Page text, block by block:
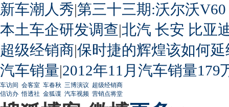
新车潮人秀|第三十三期:沃尔沃
本土车企研发调查|北汽 长安 比亚
超级经销商|保时捷的辉煌该如何延
汽车销量|2012年11月汽车销量179
车访间 会客室 车春秋 三博演议 超级经销商
信访办 悟透社 金狐谍 汽车视频 营销点将堂